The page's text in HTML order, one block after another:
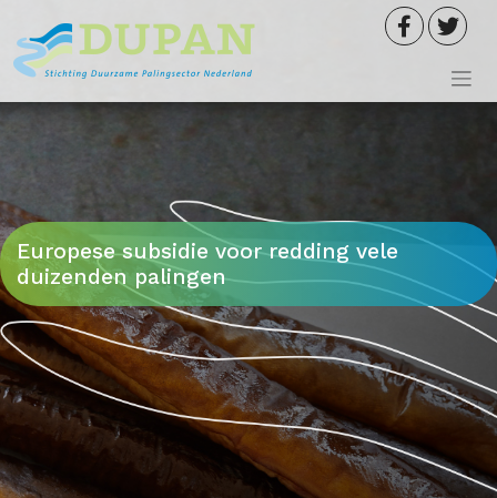
inhoud
Europese subsidie voor redding vele
duizenden palingen